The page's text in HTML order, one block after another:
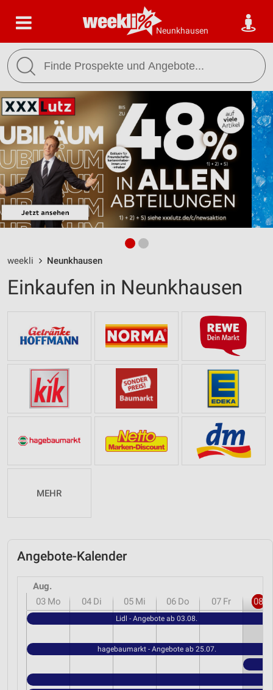
Neunkhausen
weekli Neunkhausen
Einkaufen in Neunkhausen
MEHR
Angebote-Kalender
Aug.
03 Mo 04 Di 05 Mi 06 Do 07 Fr 08
Lidl - Angebote ab 03.08.
hagebaumarkt - Angebote ab 25.07.